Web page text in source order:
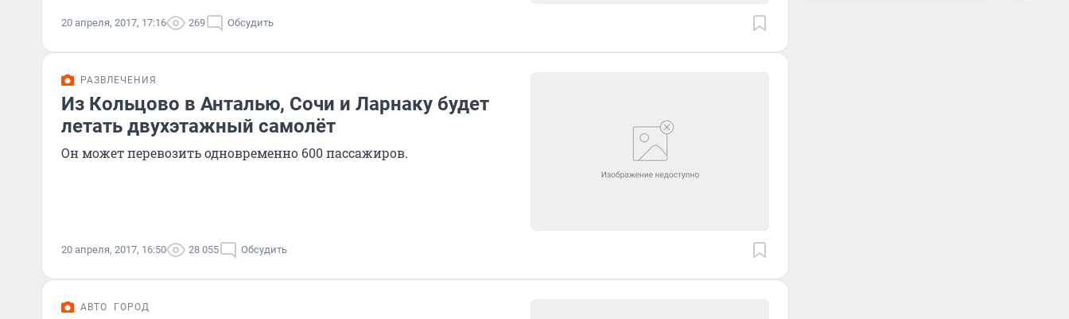
20 апреля, 2017, 17:16 269 Обсудить
РАЗВЛЕЧЕНИЯ
Из Кольцово в Анталью, Сочи и Ларнаку будет
летать двухэтажный самолёт
Он может перевозить одновременно 600 пассажиров.
20 апреля, 2017, 16:50 28 055 Обсудить
АВТО ГОРОД